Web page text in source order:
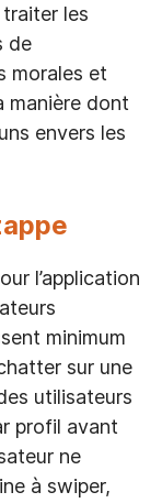
les
de
morales et
manière dont
envers les
l’application
minimum
sur une
utilisateurs
profil avant
ne
à swiper,